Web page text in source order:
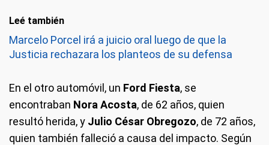
Leé también
Marcelo Porcel irá a juicio oral luego de que la
Justicia rechazara los planteos de su defensa
En el otro automóvil, un Ford Fiesta, se
encontraban Nora Acosta, de 62 años, quien
resultó herida, y Julio César Obregozo, de 72 años,
quien también falleció a causa del impacto. Según